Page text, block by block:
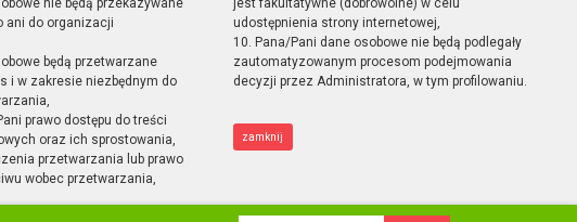
nie będą przekazywane
ani do organizacji
będą przetwarzane
i w zakresie niezbędnym do
prawo dostępu do treści
oraz ich sprostowania,
przetwarzania lub prawo
wobec przetwarzania,
jest fakultatywne (dobrowolne) w celu
udostępnienia strony internetowej,
10. Pana/Pani dane osobowe nie będą podlegały
zautomatyzowanym procesom podejmowania
decyzji przez Administratora, w tym profilowaniu.
zamknij